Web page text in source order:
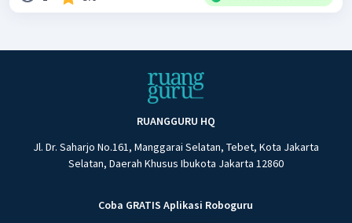
RUANGGURU HQ
Jl. Dr. Saharjo No.161, Manggarai Selatan, Tebet, Kota Jakarta
Selatan, Daerah Khusus Ibukota Jakarta 12860
Coba GRATIS Aplikasi Roboguru